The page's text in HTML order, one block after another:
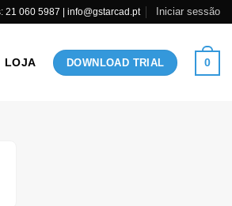
21 060 5987 | info@gstarcad.pt Iniciar sessão
LOJA DOWNLOAD TRIAL 0